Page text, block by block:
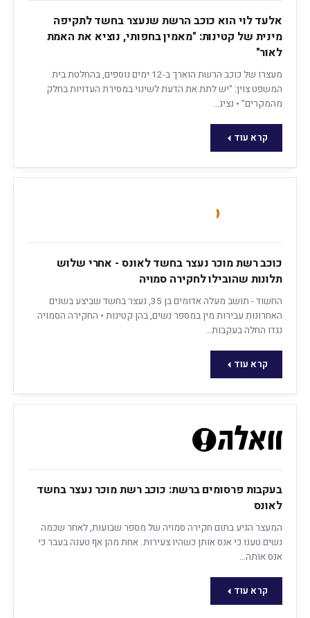
אלעד לוי הוא כוכב הרשת שנעצר בחשד לתקיפה
מינית של קטינות: "מאמין בחפותי, נוציא את האמת
לאור"
מעצרו של כוכב הרשת הוארך ב-12 ימים נוספים, בהחלטת בית
המשפט צוין: "יש לתת את הדעת לשינוי במסירת העדויות בחלק
מהמקרים" • נציג…
קרא עוד
כוכב רשת מוכר נעצר בחשד לאונס - אחרי שלוש
תלונות שהובילו לחקירה סמויה
החשוד - תושב מעלה אדומים בן 35, נעצר בחשד שביצע בשנים
האחרונות עבירות מין במספר נשים, בהן קטינות • החקירה הסמויה
נגדו החלה בעקבות…
קרא עוד
בעקבות פרסומים ברשת: כוכב רשת מוכר נעצר בחשד
לאונס
המעצר הגיע בתום חקירה סמויה של מספר שבועות, לאחר שכמה
נשים טענו כי אנס אותן כשהיו צעירות. אחת מהן אף טענה בעבר כי
אנס אותה…
קרא עוד